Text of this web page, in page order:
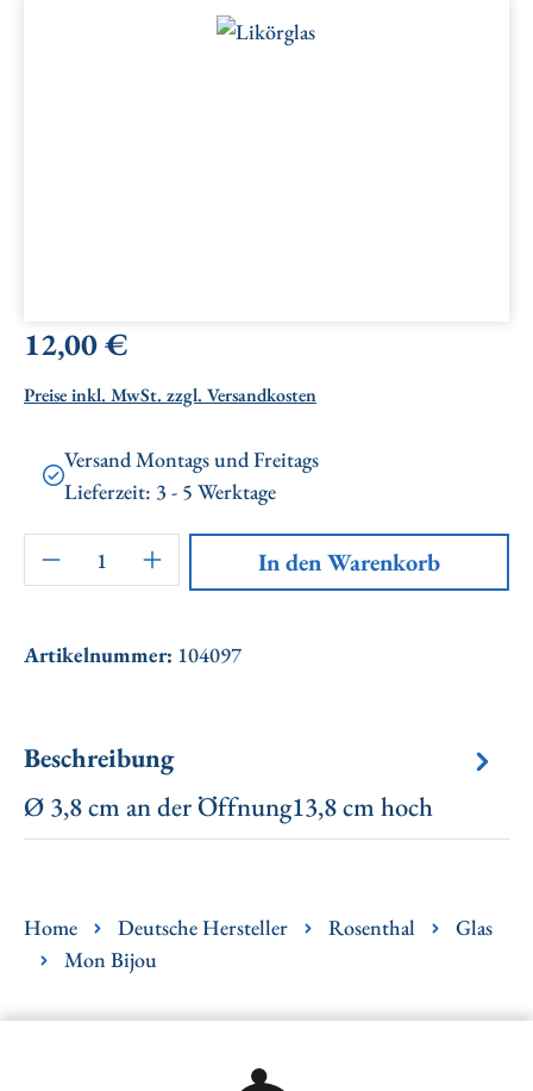
Bildergalerie überspringen
Regulärer Preis:
12,00 €
Preise inkl. MwSt. zzgl. Versandkosten
Versand Montags und Freitags
Lieferzeit: 3 - 5 Werktage
Artikel Anzahl: Gib den gewünschten
In den Warenkorb
Artikelnummer: 104097
Beschreibung
Ø 3,8 cm an der Öffnung13,8 cm hoch
Home Deutsche Hersteller Rosenthal
Glas
Mon Bijou